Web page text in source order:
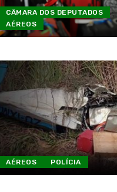
CÂMARA DOS DEPUTADOS
AÉREOS
AÉREOS POLÍCIA